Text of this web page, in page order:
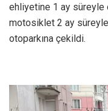
ehliyetine 1 ay süreyle
motosiklet 2 ay
otoparkına çekildi.